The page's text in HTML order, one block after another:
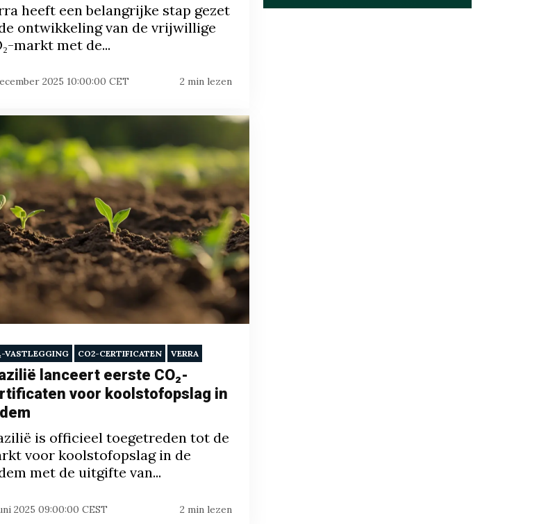
heeft een belangrijke stap gezet
ontwikkeling van de vrijwillige
markt met de...
2025 10:00:00 CET 2 min lezen
VASTLEGGING CO2-CERTIFICATEN VERRA
lanceert eerste CO₂-
voor koolstofopslag in
is officieel toegetreden tot de
voor koolstofopslag in de
met de uitgifte van...
2025 09:00:00 CEST 2 min lezen
OVERHEID
PAKISTAN